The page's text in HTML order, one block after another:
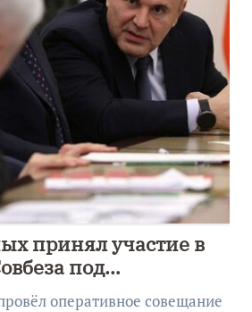
принял участие в
под
Путинаоперативное совещание